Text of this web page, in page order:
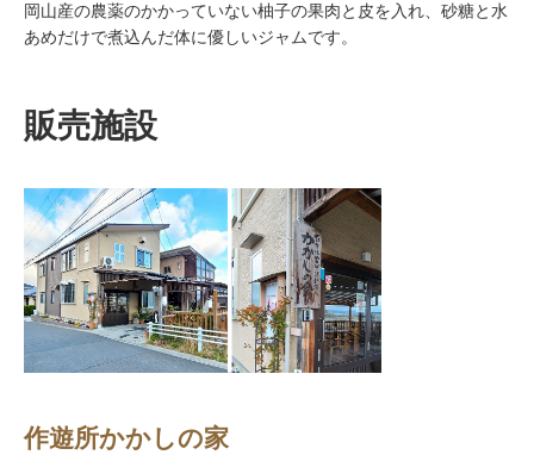
岡山産の農薬のかかっていない柚子の果肉と皮を入れ、砂糖と水
あめだけで煮込んだ体に優しいジャムです。
販売施設
作遊所かかしの家